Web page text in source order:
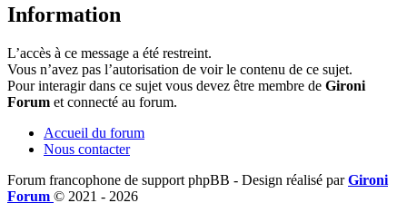
Information
L’accès à ce message a été restreint.
Vous n’avez pas l’autorisation de voir le contenu de ce sujet.
Pour interagir dans ce sujet vous devez être membre de Gironi
Forum et connecté au forum.
Accueil du forum
Nous contacter
Forum francophone de support phpBB - Design réalisé parGironi
Forum © 2021 - 2026